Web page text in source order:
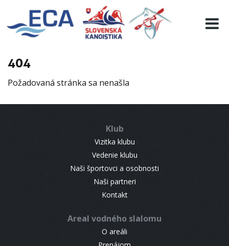
404
Požadovaná stránka sa nenašla
Klub
Vizitka klubu
Vedenie klubu
Naši športovci a osobnosti
Naši partneri
Kontakt
Areal vodného slalomu
O areáli
EURO 19
INFO
RESULTS
CONTACT